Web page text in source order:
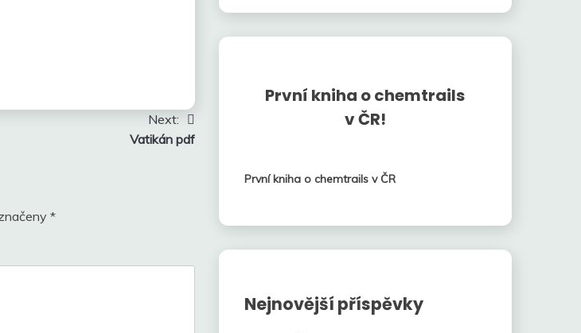
Next:
Vatikán pdf
*
První kniha o chemtrails
v ČR!
První kniha o chemtrails v ČR
Nejnovější příspěvky